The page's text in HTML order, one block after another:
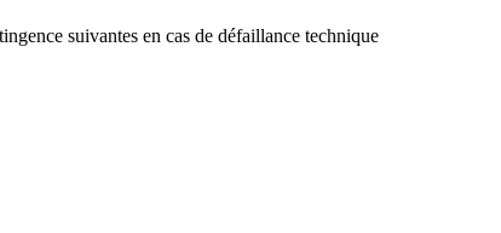
suivantes en cas de défaillance technique